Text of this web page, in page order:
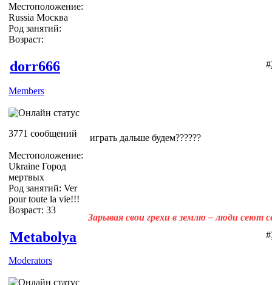
Местоположение:
Russia Москва
Род занятий:
Возраст:
dorr666
Members
3771 сообщений
Местоположение:
Ukraine Город
мертвых
Род занятий: Ver
pour toute la vie!!!
Возраст: 33
#
играть дальше будем??????
Зарывая свои грехи в землю – люди сеют
Metabolya
Moderators
#